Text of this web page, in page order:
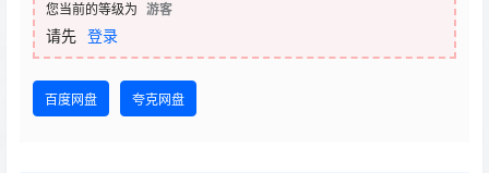
您当前的等级为 游客
请先 登录
百度网盘 夸克网盘